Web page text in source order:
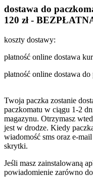
dostawa do
120 zł -
koszty dostawy:
płatność online dostawa
płatność online dostawa
Twoja paczka zostanie
paczkomatu w ciągu 1-2
magazynu. Otrzymasz
jest w drodze. Kiedy
wiadomość sms oraz e-
skrytki.
Jeśli masz zainstalowaną
powiadomienie zarówno